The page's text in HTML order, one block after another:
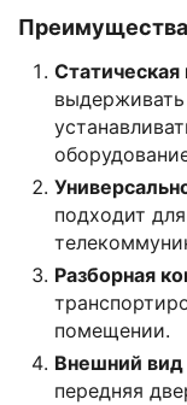
Преимущества
Статическая
выдерживать
подходит
Разборная
помещении.
Внешний вид
передняя